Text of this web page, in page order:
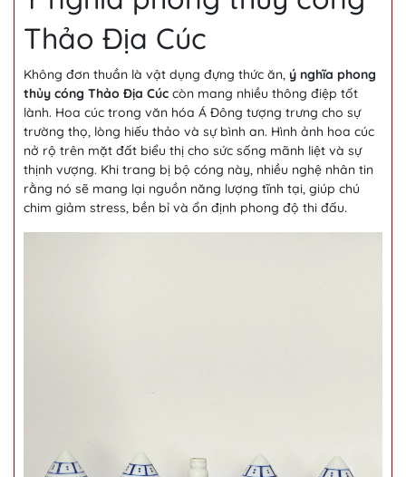
Thảo Địa Cúc
Không đơn thuần là vật dụng đựng thức ăn, ý nghĩa phong
thủy cóng Thảo Địa Cúc còn mang nhiều thông điệp tốt
lành. Hoa cúc trong văn hóa Á Đông tượng trưng cho sự
trường thọ, lòng hiếu thảo và sự bình an. Hình ảnh hoa cúc
nở rộ trên mặt đất biểu thị cho sức sống mãnh liệt và sự
thịnh vượng. Khi trang bị bộ cóng này, nhiều nghệ nhân tin
rằng nó sẽ mang lại nguồn năng lượng tĩnh tại, giúp chú
chim giảm stress, bền bỉ và ổn định phong độ thi đấu.